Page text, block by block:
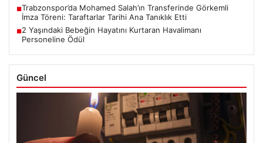
■Trabzonspor’da Mohamed Salah’ın Transferinde Görkemli
İmza Töreni: Taraftarlar Tarihi Ana Tanıklık Etti
■2 Yaşındaki Bebeğin Hayatını Kurtaran Havalimanı
Personeline Ödül
Güncel